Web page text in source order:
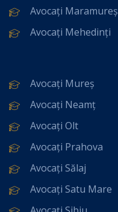
Avocați Maramureș
Avocați Mehedinți
Avocați Mureș
Avocați Neamț
Avocați Olt
Avocați Prahova
Avocați Sălaj
Avocați Satu Mare